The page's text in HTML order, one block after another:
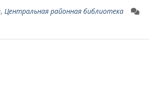
, Центральная районная библиотека